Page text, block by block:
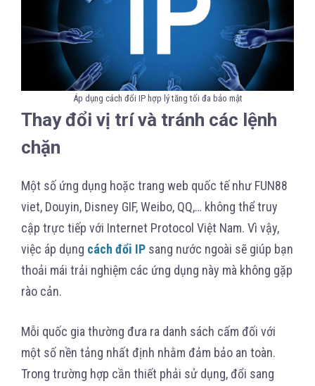
Áp dụng cách đổi IP hợp lý tăng tối đa bảo mật
Thay đổi vị trí và tránh các lệnh
chặn
Một số ứng dụng hoặc trang web quốc tế như FUN88
viet, Douyin, Disney GIF, Weibo, QQ,… không thể truy
cập trực tiếp với Internet Protocol Việt Nam. Vì vậy,
việc áp dụng cách đổi IP sang nước ngoài sẽ giúp bạn
thoải mái trải nghiệm các ứng dụng này mà không gặp
rào cản.
Mỗi quốc gia thường đưa ra danh sách cấm đối với
một số nền tảng nhất định nhằm đảm bảo an toàn.
Trong trường hợp cần thiết phải sử dụng, đổi sang